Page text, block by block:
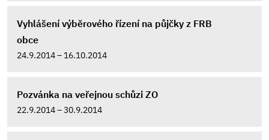
Vyhlášení výběrového řízení na půjčky z FRB
obce
24.9.2014 – 16.10.2014
Pozvánka na veřejnou schůzi ZO
22.9.2014 – 30.9.2014